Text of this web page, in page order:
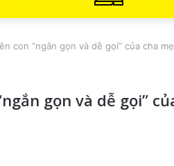
con “ngắn gọn và dễ gọi” của cha
gọn và dễ gọi”